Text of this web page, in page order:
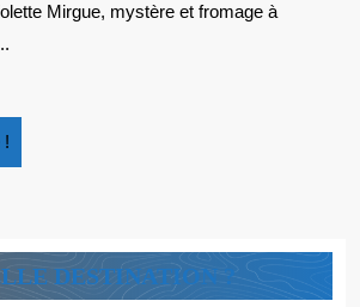
Mirgue, mystère et fromage à
!
Découvre
DESTINATION ?